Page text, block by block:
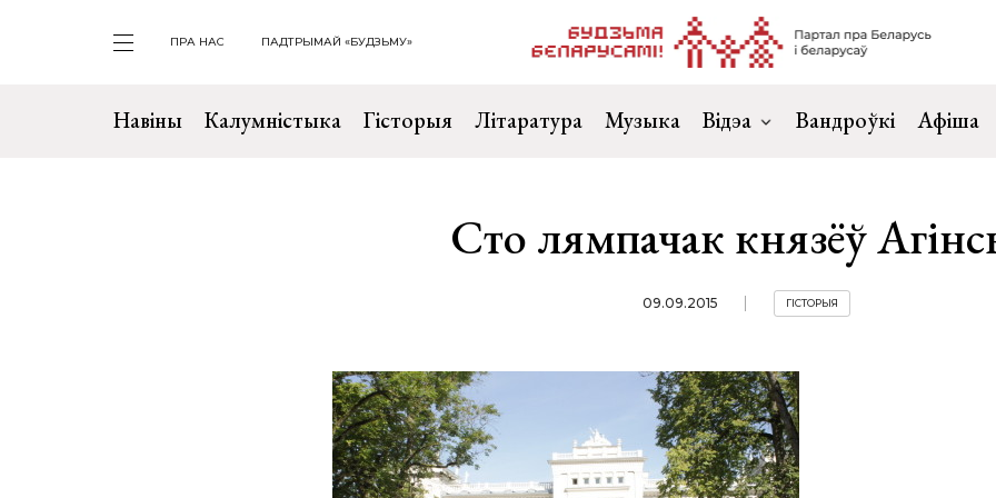
ПРА НАС ПАДТРЫМАЙ «БУДЗЬМУ»
Навіны Калумністыка Гісторыя Літаратура Музыка Відэа Вандроўкі Афіша
Сто лямпачак князёў
09.09.2015 ГІСТОРЫЯ